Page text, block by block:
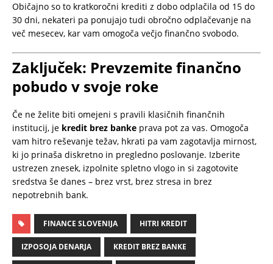
Običajno so to kratkoročni krediti z dobo odplačila od 15 do
30 dni, nekateri pa ponujajo tudi obročno odplačevanje na
več mesecev, kar vam omogoča večjo finančno svobodo.
Zaključek: Prevzemite finančno
pobudo v svoje roke
Če ne želite biti omejeni s pravili klasičnih finančnih
institucij, je kredit brez banke prava pot za vas. Omogoča
vam hitro reševanje težav, hkrati pa vam zagotavlja mirnost,
ki jo prinaša diskretno in pregledno poslovanje. Izberite
ustrezen znesek, izpolnite spletno vlogo in si zagotovite
sredstva še danes – brez vrst, brez stresa in brez
nepotrebnih bank.
FINANCE SLOVENIJA HITRI KREDIT
IZPOSOJA DENARJA KREDIT BREZ BANKE